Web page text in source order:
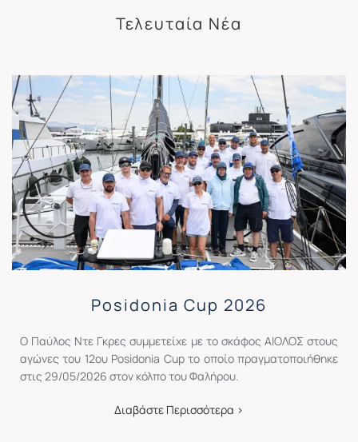
Τελευταία Νέα
Posidonia Cup 2026
Ο Παύλος Ντε Γκρες συμμετείχε με το σκάφος ΑΙΟΛΟΣ στους
αγώνες του 12ου Posidonia Cup το οποίο πραγματοποιήθηκε
στις 29/05/2026 στον κόλπο του Φαλήρου.
Διαβάστε Περισσότερα >